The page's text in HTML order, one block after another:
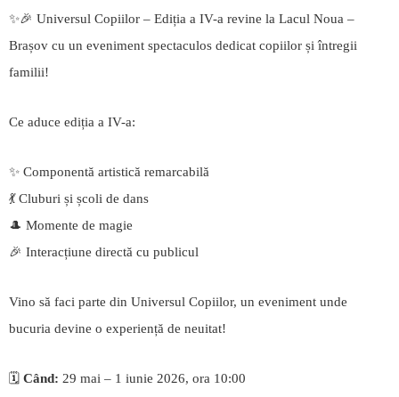
✨🎉 Universul Copiilor – Ediția a IV-a revine la Lacul Noua –
Brașov cu un eveniment spectaculos dedicat copiilor și întregii
familii!
Ce aduce ediția a IV-a:
✨ Componentă artistică remarcabilă
💃 Cluburi și școli de dans
🎩 Momente de magie
🎉 Interacțiune directă cu publicul
Vino să faci parte din Universul Copiilor, un eveniment unde
bucuria devine o experiență de neuitat!
🗓️ Când: 29 mai – 1 iunie 2026, ora 10:00